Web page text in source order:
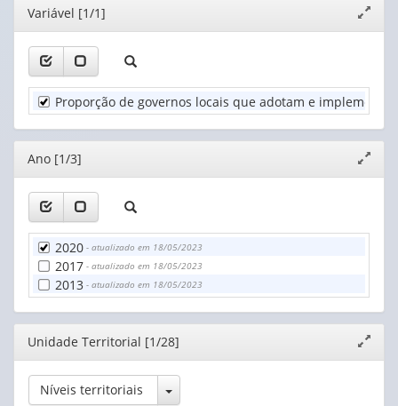
valor):
(1)
(possui
apenas
1
valor):
Unidade
(1)
Editor
janela
Variável [1/1]
Proporção de governos locais que adotam e
Editor
janela
Ano [1/3]
2020 - atualizado em 18/05/2023
2017 - atualizado em 18/05/2023
2013 - atualizado em 18/05/2023
Editor
janela
Unidade Territorial [1/28]
Níveis territoriais Toggle Dropdown